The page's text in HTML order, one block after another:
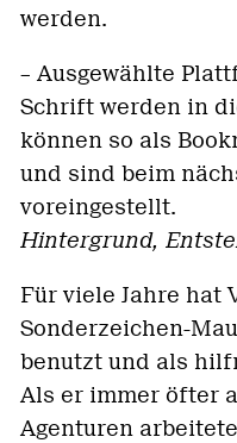
werden.
– Ausgewählte
Schrift werden in
können so als
und sind beim
voreingestellt.
Hintergrund,
Für viele Jahre hat
Sonderzeichen-
benutzt und als
Als er immer öfter
Agenturen